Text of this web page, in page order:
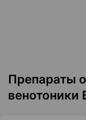
Препараты
венотоники